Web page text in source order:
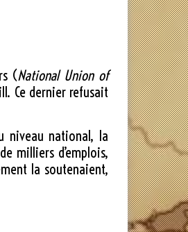
(National Union of
Ce dernier refusait
niveau national, la
milliers d’emplois,
la soutenaient,